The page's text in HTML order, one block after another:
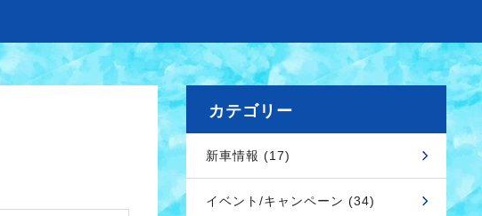
カテゴリー
新車情報 (17)
イベント/キャンペーン (34)